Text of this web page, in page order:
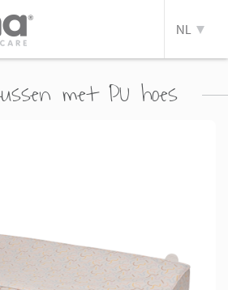
NL
met PU hoes